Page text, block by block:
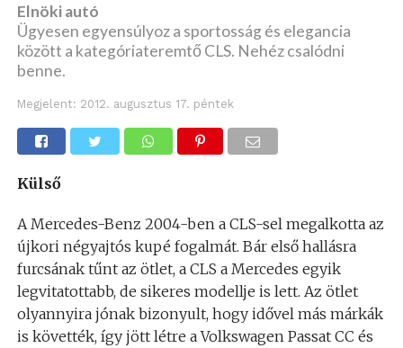
Elnöki autó
Ügyesen egyensúlyoz a sportosság és elegancia
között a kategóriateremtő CLS. Nehéz csalódni
benne.
Megjelent: 2012. augusztus 17. péntek
Külső
A Mercedes-Benz 2004-ben a CLS-sel megalkotta az
újkori négyajtós kupé fogalmát. Bár első hallásra
furcsának tűnt az ötlet, a CLS a Mercedes egyik
legvitatottabb, de sikeres modellje is lett. Az ötlet
olyannyira jónak bizonyult, hogy idővel más márkák
is követték, így jött létre a Volkswagen Passat CC és